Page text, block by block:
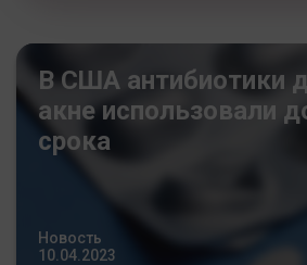
В США антибиотики
акне использовали
срока
Новость
10.04.2023